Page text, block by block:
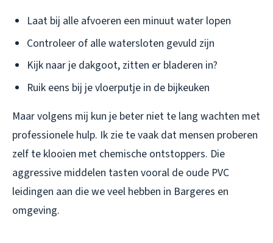
Laat bij alle afvoeren een minuut water lopen
Controleer of alle watersloten gevuld zijn
Kijk naar je dakgoot, zitten er bladeren in?
Ruik eens bij je vloerputje in de bijkeuken
Maar volgens mij kun je beter niet te lang wachten met
professionele hulp. Ik zie te vaak dat mensen proberen
zelf te klooien met chemische ontstoppers. Die
aggressive middelen tasten vooral de oude PVC
leidingen aan die we veel hebben in Bargeres en
omgeving.